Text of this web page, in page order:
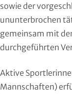
sowie der
ununterbrochen
gemeinsam mit
durchgeführten
Aktive
Mannschaften)
Waldeck-
Werra-Meißner
Wiesbaden
Floorball
Frisbeesport
Gehörlosen